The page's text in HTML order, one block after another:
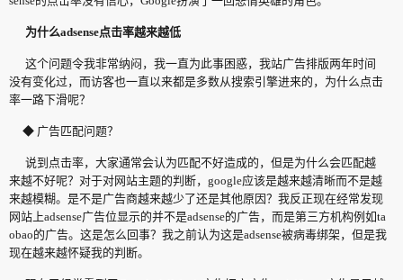
为什么adsense点击率越来越低
这个问题令我非常纳闷，我一直为此事困惑，我站广告排版两年时间
没有变化过，而访客也一直以来都是多数从搜索引擎进来的，为什么点击
率一路下滑呢？
◆ 广告匹配问题？
说到点击率，大家通常会认为匹配不好造成的，但是为什么会匹配越
来越不好呢？对于对网站主题的判断，google应该是越来越清晰而不是越
来越模糊。是不是广告商越来越少了还是其他原因？我反正现在经常发现
网站上adsense广告位显示的并不是adsense的广告，而是第三方机构例如ta
obao的广告。这是怎么回事？我之前认为这是adsense被病毒绑架，但是我
现在越来越怀疑我的判断。